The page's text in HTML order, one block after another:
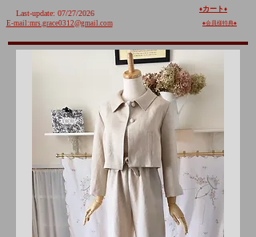
Last-update: 07/27/2026
E-mail:mrs.grace0312@gmail.com
♦️カート ♦️
♠︎会員様特典♠︎